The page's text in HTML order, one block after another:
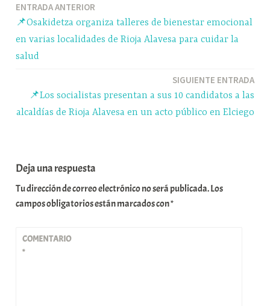
pp m rti
r
Navegación
de
entradas
ENTRADA ANTERIOR
📌Osakidetza organiza talleres de bienestar emocional
en varias localidades de Rioja Alavesa para cuidar la
salud
SIGUIENTE ENTRADA
📌Los socialistas presentan a sus 10 candidatos a las
alcaldías de Rioja Alavesa en un acto público en Elciego
Deja una respuesta
Tu dirección de correo electrónico no será publicada.Los
campos obligatorios están marcados con*
COMENTARIO
*